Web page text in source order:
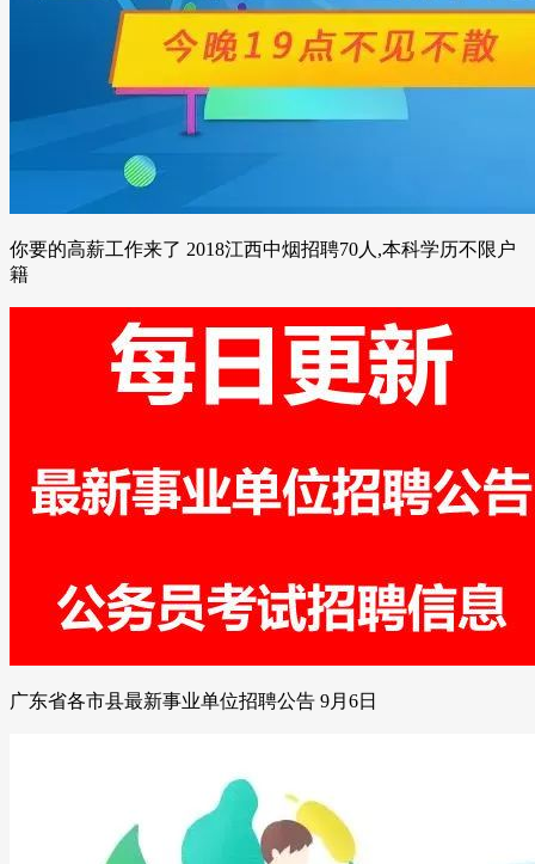
你要的高薪工作来了 2018江西中烟招聘70人,本科学历不限户
籍
广东省各市县最新事业单位招聘公告 9月6日